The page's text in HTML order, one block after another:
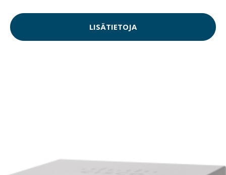
LISÄTIETOJA